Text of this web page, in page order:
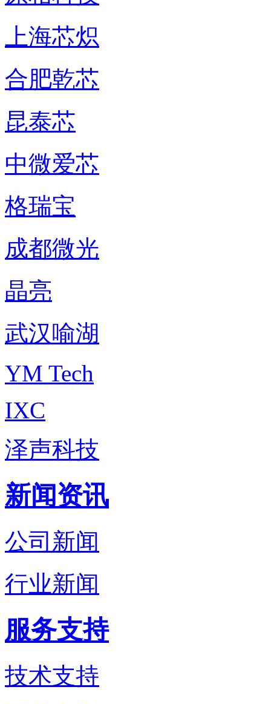
上海芯炽
合肥乾芯
昆泰芯
中微爱芯
格瑞宝
成都微光
晶亮
武汉喻湖
YM Tech
IXC
泽声科技
新闻资讯
公司新闻
行业新闻
服务支持
技术支持